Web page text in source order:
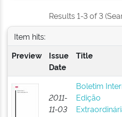
Results 1-3 of 3
Item hits:
Preview
Issue
Date
Title
2011-
11-03
Boletim
Edição